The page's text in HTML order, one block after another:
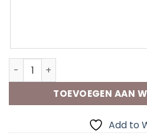
Chocolade groet Tante aantal
TOEVOEGEN AAN
Add to